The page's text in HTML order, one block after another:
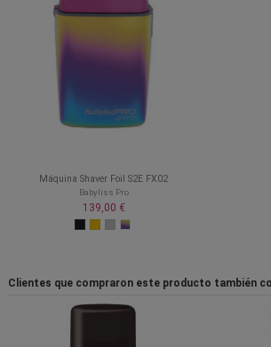
Máquina Shaver Foil S2E FX02
Babyliss Pro
139,00 €
Clientes que compraron este producto también